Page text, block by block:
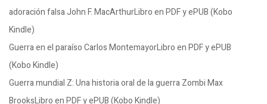
adoración falsa John F. MacArthurLibro en PDF y ePUB (Kobo
Kindle)
Guerra en el paraíso Carlos MontemayorLibro en PDF y ePUB
(Kobo Kindle)
Guerra mundial Z: Una historia oral de la guerra Zombi Max
BrooksLibro en PDF y ePUB (Kobo Kindle)